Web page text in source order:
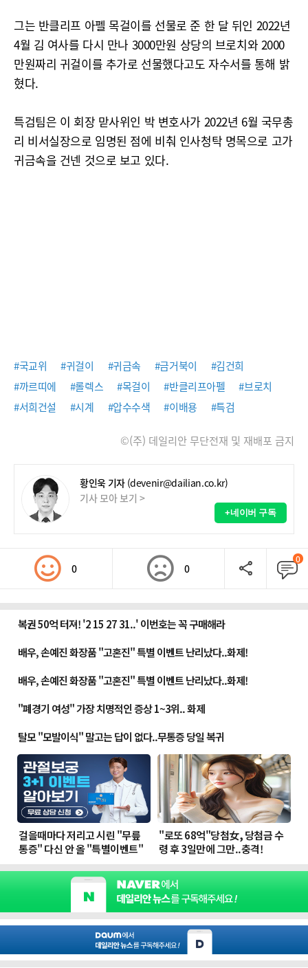
그는 반클리프 아펠 목걸이를 선물로 준 한 달 뒤인 2022년
4월 김 여사를 다시 만나 3000만원 상당의 브로치와 2000
만원짜리 귀걸이를 추가로 선물했다고도 자수서를 통해 밝
혔다.
특검팀은 이 회장 맏사위인 박 변호사가 2022년 6월 국무총
리 비서실장으로 임명된 점에 비춰 인사청탁 명목으로 고가
귀금속을 건넨 것으로 보고 있다.
#국교위 #귀걸이 #귀금속 #금거북이
#김건희
#까르띠에
#롤렉스 #목걸이 #반클리프아펠
#브로치
#서희건설
#시계 #압수수색 #이배용 #특검
©(주) 데일리안 무단전재 및 재배포 금지
황인욱 기자 (devenir@dailian.co.kr)
기사 모아 보기 >
+네이버 구독
0 0
0